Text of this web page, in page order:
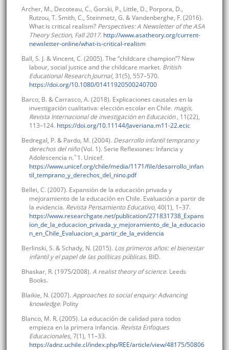
Archer, M., Decoteau, C., Gorski, P., Little, D., Porpora, D.,
Rutzou, T. Smith, C., Steinmetz, G. & Vandenberghe, F. (2016).
What is critical realism?Perspectives: A Newsletter of the ASA
Theory Section, Fall 2017. http://www.asatheory.org/current-
newsletter-online/what-is-critical-realism
Ball, S. J. & Vincent, C. (2005). The “childcare champion”? New
labour, social justice and the childcare market. British
Educational Research Journal, 31(5), 557–570.
https://doi.org/10.1080/01411920500240700
Barco, B. & Carrasco, A. (2018). Explicaciones causales en la
investigación cualitativa: elección escolar en Chile. magis,
Revista Internacional de investigación en Educación , 11(22),
113–124. https://doi.org/10.11144/Javeriana.m11-22.ecic
Bedregal, P. & Pardo, M. (2004). Desarrollo infantil temprano y
derechos del niño(Vol. 1). Serie Reflexiones: Infancia y
Adolescencia n.˚1. Unicef.
https://www.unicef.org/chile/media/1171/file/desarrollo_infan
til_temprano_y_derechos_del_nino.pdf
Bellei, C. (2007). Expansión de la educación privada y
mejoramiento de la educación en Chile. Evaluación a partir de
la evidencia. Revista Pensamiento Educativo, 40(1), 1–37.
https://www.researchgate.net/publication/271831738_Expans
ion_de_la_educacion_privada_y_mejoramiento_de_la_educacio
n_en_Chile_Evaluacion_a_partir_de_la_evidencia
Berlinski, S. & Schady, N. (2015). Los primeros años: el bienestar
infantil y el papel de las políticas públicas. BID.
Bhaskar, R. (1975/2008). A realist theory of science. Leeds
Books.
Blaikie, N. (2007). Approaches to social enquiry: Advancing
knowledge. Polity
Blanco, M. R. (2005). La educación de calidad para todos
empieza en la primera infancia. Revista Enfoques
Educacionales, 7(1), 11–33.
https://adnz.uchile.cl/index.php/REE/article/view/48175/50806